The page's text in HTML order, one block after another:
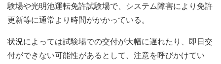
験場や光明池運転免許試験場で、システム障害により免許
更新等に通常より時間がかかっている。
状況によっては試験場での交付が大幅に遅れたり、即日交
付ができない可能性があるとして、注意を呼びかけてい